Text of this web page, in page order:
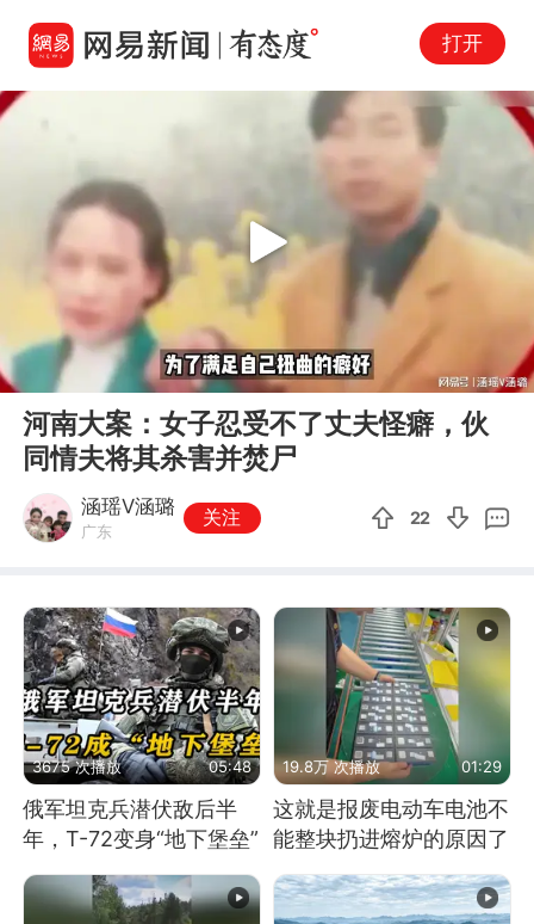
打开
00:00 07:09
Play
河南大案：女子忍受不了丈夫怪癖，伙
同情夫将其杀害并焚尸
涵瑶V涵璐
广东
关注 22
3675 次播放 05:48
俄军坦克兵潜伏敌后半
年，T-72变身“地下堡垒”
19.8万 次播放 01:29
这就是报废电动车电池不
能整块扔进熔炉的原因了